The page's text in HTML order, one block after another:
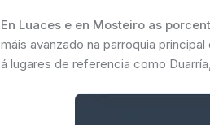
En Luaces e en Mosteiro as
máis avanzado na parroquia
á lugares de referencia como